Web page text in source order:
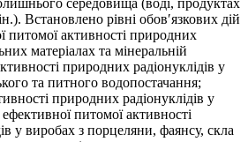
Встановлено рівні обовʹязкових дій
питомої активності природних
матеріалах та мінеральній
природних радіонуклідів у
та питного водопостачання;
природних радіонуклідів у
питомої активності
у виробах з порцеляни, фаянсу, скла